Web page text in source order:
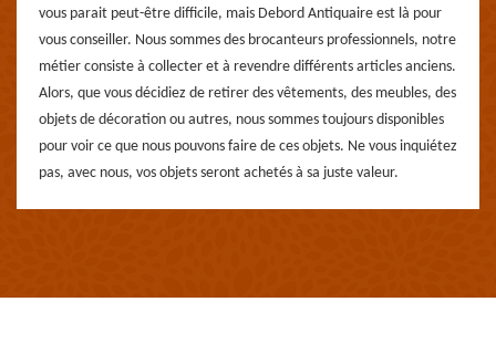
vous parait peut-être difficile, mais Debord Antiquaire est là pour
vous conseiller. Nous sommes des brocanteurs professionnels, notre
métier consiste à collecter et à revendre différents articles anciens.
Alors, que vous décidiez de retirer des vêtements, des meubles, des
objets de décoration ou autres, nous sommes toujours disponibles
pour voir ce que nous pouvons faire de ces objets. Ne vous inquiétez
pas, avec nous, vos objets seront achetés à sa juste valeur.